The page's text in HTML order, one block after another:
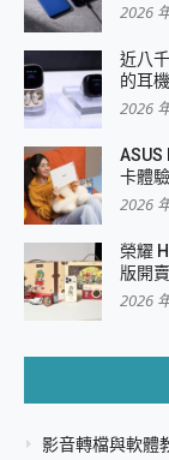
2026
近八
的耳
2026
ASUS
卡體
2026
榮耀
版開
2026
影音轉檔與軟體